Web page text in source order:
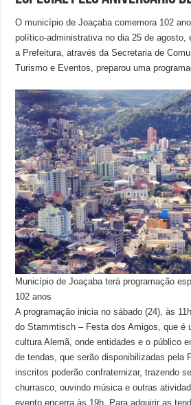
O município de Joaçaba comemora 102
político-administrativa no dia 25 de agosto,
a Prefeitura, através da Secretaria de
Turismo e Eventos, preparou uma
Município de Joaçaba terá programação
102 anos
A programação inicia no sábado (24), às
do Stammtisch – Festa dos Amigos, que é
cultura Alemã, onde entidades e o público
de tendas, que serão disponibilizadas pela
inscritos poderão confraternizar, trazendo
churrasco, ouvindo música e outras
evento encerra às 19h. Para adquirir as